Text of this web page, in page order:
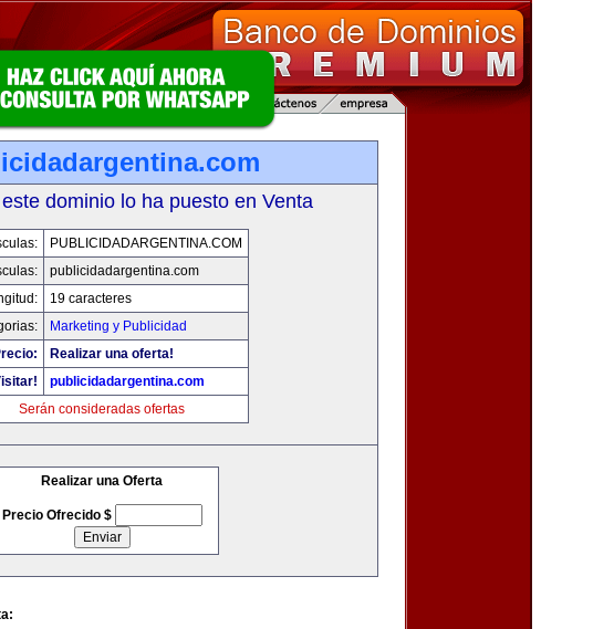
dominio lo ha puesto en Venta
PUBLICIDADARGENTINA.COM
publicidadargentina.com
19 caracteres
Marketing y Publicidad
Realizar una oferta!
publicidadargentina.com
Serán consideradas ofertas
Realizar una Oferta
Precio Ofrecido $